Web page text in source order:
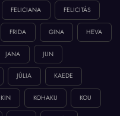
FELICIANA FELICITÁS
FRIDA GINA HEVA
JANA JUN
JÚLIA KAEDE
KIN KOHAKU KOU